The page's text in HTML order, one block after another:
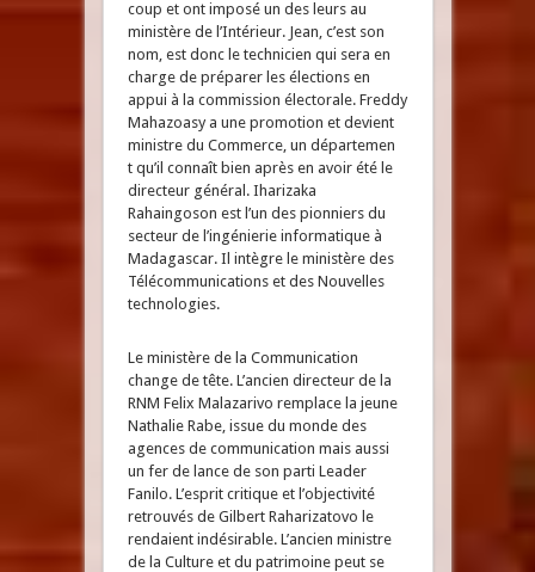
coup et ont imposé un des leurs au
ministère de l’Intérieur. Jean, c’est son
nom, est donc le technicien qui sera en
charge de préparer les élections en
appui à la commission électorale. Freddy
Mahazoasy a une promotion et devient
ministre du Commerce, un départemen
t qu’il connaît bien après en avoir été le
directeur général. Iharizaka
Rahaingoson est l’un des pionniers du
secteur de l’ingénierie informatique à
Madagascar. Il intègre le ministère des
Télécommunications et des Nouvelles
technologies.
Le ministère de la Communication
change de tête. L’ancien directeur de la
RNM Felix Malazarivo remplace la jeune
Nathalie Rabe, issue du monde des
agences de communication mais aussi
un fer de lance de son parti Leader
Fanilo. L’esprit critique et l’objectivité
retrouvés de Gilbert Raharizatovo le
rendaient indésirable. L’ancien ministre
de la Culture et du patrimoine peut se